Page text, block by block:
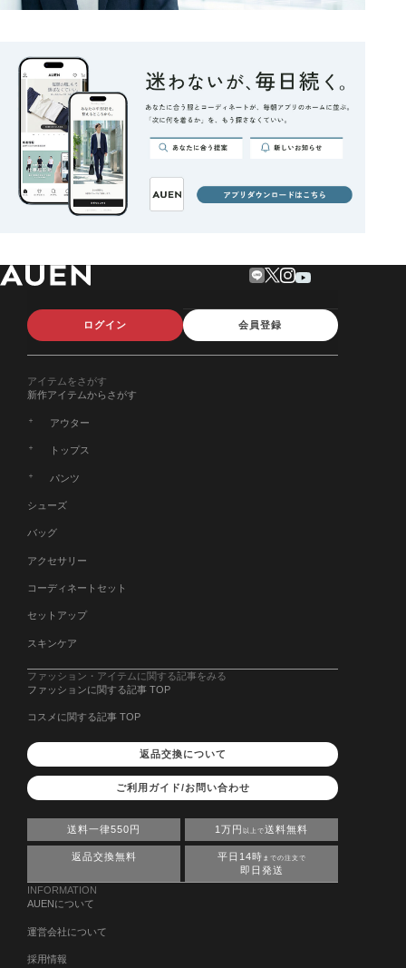
ログイン 会員登録
アイテムをさがす
新作アイテムからさがす
アウター
トップス
パンツ
シューズ
バッグ
アクセサリー
コーディネートセット
セットアップ
スキンケア
ファッション・アイテムに関する記事をみる
ファッションに関する記事 TOP
コスメに関する記事 TOP
返品交換について
ご利用ガイド/お問い合わせ
送料一律550円 1万円 以上で送料無料
返品交換無料 平日14時 までの注文で
即日発送
INFORMATION
AUENについて
運営会社について
採用情報